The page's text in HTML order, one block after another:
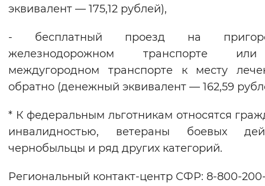
эквивалент — 175,12 рублей),
- бесплатный проезд на
железнодорожном транспорте
междугородном транспорте к месту
обратно (денежный эквивалент — 162,59
* К федеральным льготникам относятся
инвалидностью, ветераны боевых
чернобыльцы и ряд других категорий.
Региональный контакт-центр СФР: 8-800-